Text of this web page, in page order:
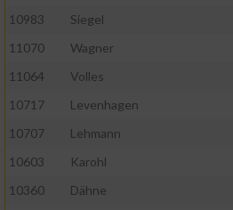
10983
Siegel
11070
Wagner
11064
Volles
10717
Levenhagen
10707
Lehmann
10603
Karohl
10360
Dähne